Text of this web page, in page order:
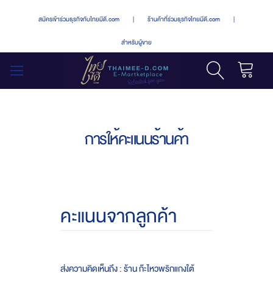
สมัครเข้าร่วมธุรกิจกับไทยมีดี.com | ร้านค้าที่ร่วมธุรกิจไทยมีดี.com |
สำหรับผู้ขาย
การให้คะแนนร้านค้า
คะแนนจากลูกค้า
ส่งความคิดเห็นถึง : ร้าน ก๊ะไหวพริกแกงใต้